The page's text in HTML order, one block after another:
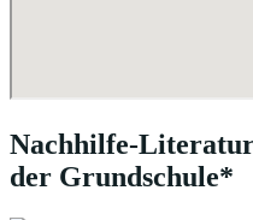
Nachhilfe-
der Grundschule*